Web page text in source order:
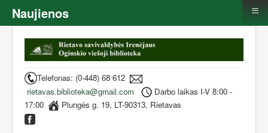
Telefonas: (0-448) 68 612
rietavas.biblioteka@gmail.com
Darbo laikas I-V 8:00 -
17:00
Plungės g. 19, LT-90313, Rietavas
Naujienos ≡